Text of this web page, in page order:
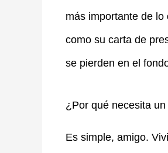
más importante de
como su carta de
se pierden en el
¿Por qué necesita
Es simple, amigo.